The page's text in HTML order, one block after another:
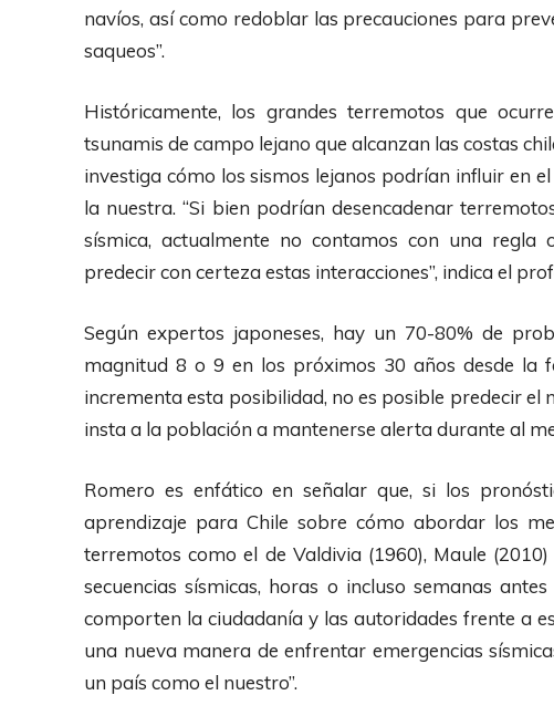
navíos, así como redoblar las precauciones para
saqueos”.
Históricamente, los grandes terremotos que
tsunamis de campo lejano que alcanzan las costas
investiga cómo los sismos lejanos podrían influir en
la nuestra. “Si bien podrían desencadenar
sísmica, actualmente no contamos con una
predecir con certeza estas interacciones”, indica el
Según expertos japoneses, hay un 70-80% de
magnitud 8 o 9 en los próximos 30 años desde la
incrementa esta posibilidad, no es posible predecir el
insta a la población a mantenerse alerta durante al
Romero es enfático en señalar que, si los
aprendizaje para Chile sobre cómo abordar los
terremotos como el de Valdivia (1960), Maule
secuencias sísmicas, horas o incluso semanas
comporten la ciudadanía y las autoridades frente a
una nueva manera de enfrentar emergencias
un país como el nuestro”.